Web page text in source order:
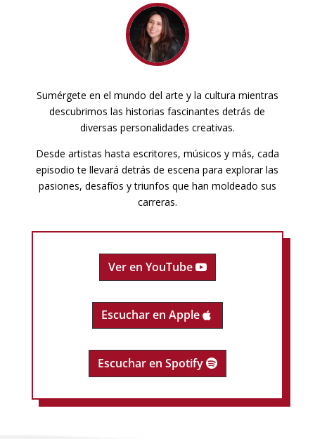
Sumérgete en el mundo del arte y la cultura mientras
descubrimos las historias fascinantes detrás de
diversas personalidades creativas.
Desde artistas hasta escritores, músicos y más, cada
episodio te llevará detrás de escena para explorar las
pasiones, desafíos y triunfos que han moldeado sus
carreras.
Ver en YouTube
Escuchar en Apple
Escuchar en Spotify